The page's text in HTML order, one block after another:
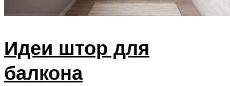
Идеи штор для
балкона